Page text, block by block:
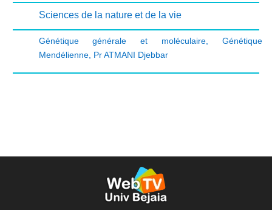
Sciences de la nature et de la vie
Génétique générale et moléculaire, Génétique
Mendélienne, Pr ATMANI Djebbar